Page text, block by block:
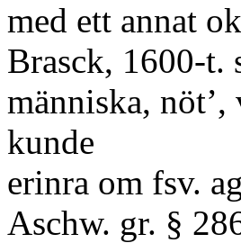
med ett annat
Brasck, 1600-t.
människa,
kunde
erinra om fsv.
Aschw. gr. §